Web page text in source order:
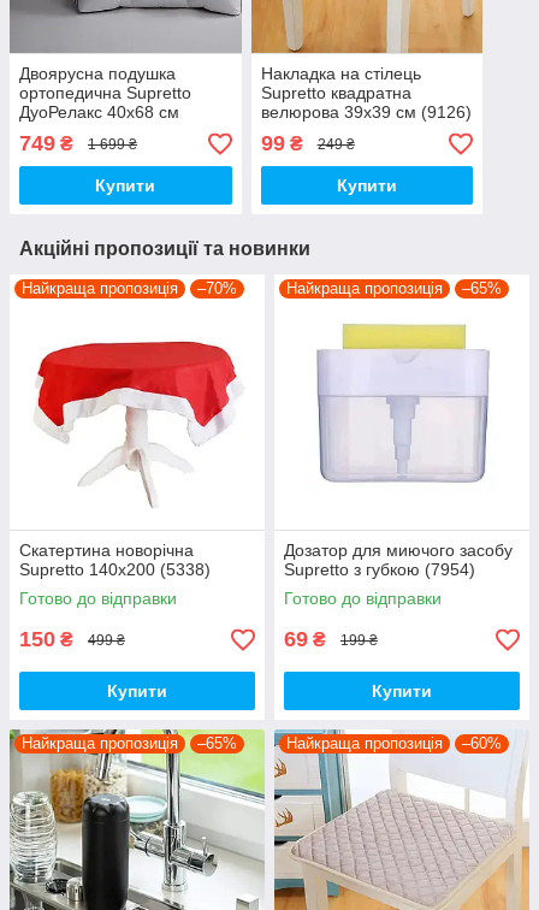
Двоярусна подушка
ортопедична Supretto
ДуоРелакс 40x68 см
749 ₴ 1 699 ₴
Купити
Накладка на стілець
Supretto квадратна
велюрова 39x39 см (9126)
99₴ 249 ₴
Купити
Акційні пропозиції та новинки
Найкраща пропозиція –70%
Скатертина новорічна
Supretto 140х200 (5338)
Готово до відправки
150 ₴ 499 ₴
Купити
Найкраща пропозиція –65%
Дозатор для миючого засобу
Supretto з губкою (7954)
Готово до відправки
69 ₴ 199 ₴
Купити
Найкраща пропозиція –65% Найкраща пропозиція –60%